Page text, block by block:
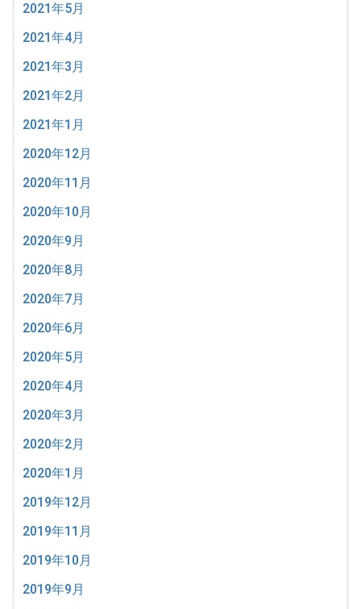
2021年5月
2021年4月
2021年3月
2021年2月
2021年1月
2020年12月
2020年11月
2020年10月
2020年9月
2020年8月
2020年7月
2020年6月
2020年5月
2020年4月
2020年3月
2020年2月
2020年1月
2019年12月
2019年11月
2019年10月
2019年9月